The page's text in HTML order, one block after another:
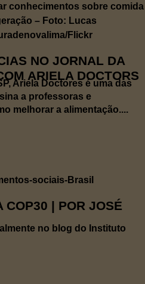
NO JORNAL DA
ARIELA DOCTORS
Ariela Doctores é uma das
a professoras e
melhorar a alimentação....
COP30 | POR JOSÉ
no blog do Instituto